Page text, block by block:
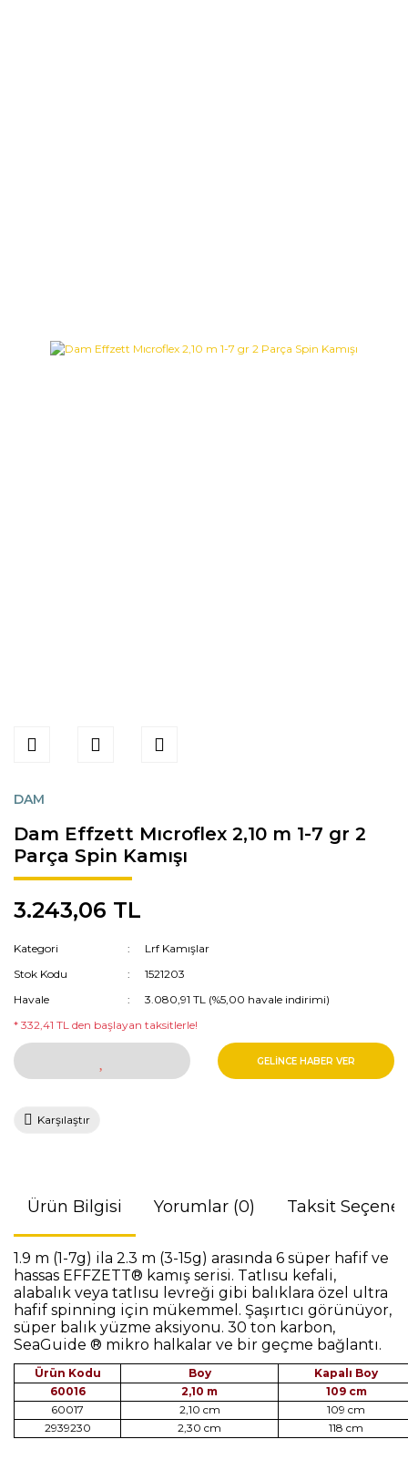
DAM
Dam Effzett Mıcroflex 2,10 m 1-7 gr 2
Parça Spin Kamışı
3.243,06 TL
Kategori
Lrf Kamışlar
Stok Kodu
1521203
Havale
3.080,91 TL (%5,00 havale indirimi)
* 332,41 TL den başlayan taksitlerle!
GELİNCE HABER VER
Karşılaştır
Ürün Bilgisi Yorumlar (0) Taksit
1.9 m (1-7g) ila 2.3 m (3-15g) arasında 6 süper hafif ve
hassas EFFZETT® kamış serisi. Tatlısu kefali,
alabalık veya tatlısu levreği gibi balıklara özel ultra
hafif spinning için mükemmel. Şaşırtıcı görünüyor,
süper balık yüzme aksiyonu. 30 ton karbon,
SeaGuide ® mikro halkalar ve bir geçme bağlantı.
Ürün Kodu Boy
Kapalı Boy
60016
2,10 m
109 cm
60017
2,10 cm
109 cm
2939230
2,30 cm 118 cm